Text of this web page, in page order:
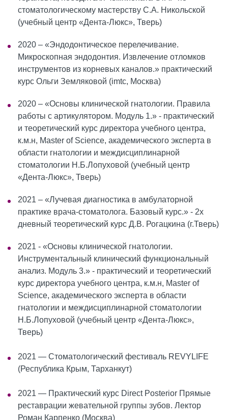
стоматологическому мастерству С.А. Никольской
(учебный центр «Дента-Люкс», Тверь)
2020 – «Эндодонтическое перелечивание.
Микроскопная эндодонтия. Извлечение отломков
инструментов из корневых каналов.» практический
курс Ольги Земляковой (imtc, Москва)
2020 – «Основы клинической гнатологии. Правила
работы с артикулятором. Модуль 1.» - практический
и теоретический курс директора учебного центра,
к.м.н, Master of Science, академического эксперта в
области гнатологии и междисциплинарной
стоматологии Н.Б.Лопуховой (учебный центр
«Дента-Люкс», Тверь)
2021 – «Лучевая диагностика в амбулаторной
практике врача-стоматолога. Базовый курс.» - 2х
дневный теоретический курс Д.В. Рогацкина (г.Тверь)
2021 - «Основы клинической гнатологии.
Инструментальный клинический функциональный
анализ. Модуль 3.» - практический и теоретический
курс директора учебного центра, к.м.н, Master of
Science, академического эксперта в области
гнатологии и междисциплинарной стоматологии
Н.Б.Лопуховой (учебный центр «Дента-Люкс»,
Тверь)
2021 — Стоматологический фестиваль REVYLIFE
(Республика Крым, Тарханкут)
2021 — Практический курс Direct Posterior Прямые
реставрации жевательной группы зубов. Лектор
Роман Карпенко (Москва)